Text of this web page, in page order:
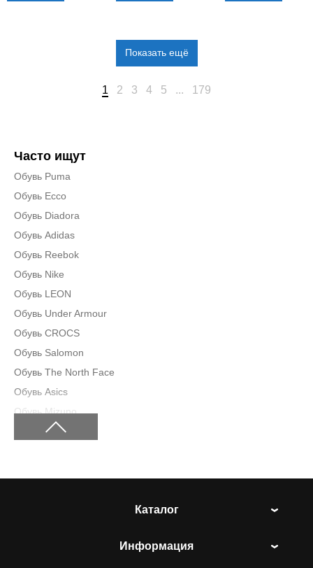
Показать ещё
1 2 3 4 5 ... 179
Часто ищут
Обувь Puma
Обувь Ecco
Обувь Diadora
Обувь Adidas
Обувь Reebok
Обувь Nike
Обувь LEON
Обувь Under Armour
Обувь CROCS
Обувь Salomon
Обувь The North Face
Обувь Asics
Обувь Mizuno
Обувь LACOSTE
Каталог
Информация